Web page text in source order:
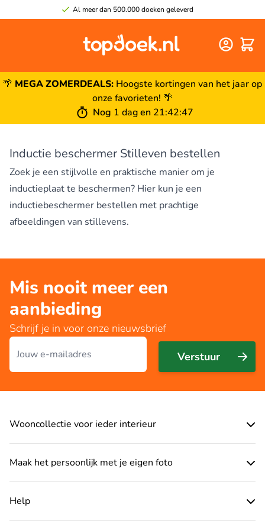
Al meer dan 500.000 doeken geleverd
🌴 MEGA ZOMERDEALS: Hoogste kortingen van het jaar op
onze favorieten! 🌴
Nog 1 dagen 21:42:47
Inductie beschermer Stilleven bestellen
Zoek je een stijlvolle en praktische manier om je
inductieplaat te beschermen? Hier kun je een
inductiebeschermer bestellen met prachtige
afbeeldingen van stillevens.
Mis nooit meer een
aanbieding
Schrijf je in voor onze nieuwsbrief
E-mailadres
Verstuur
Wooncollectie voor ieder interieur
Maak het persoonlijk met je eigen foto
Help